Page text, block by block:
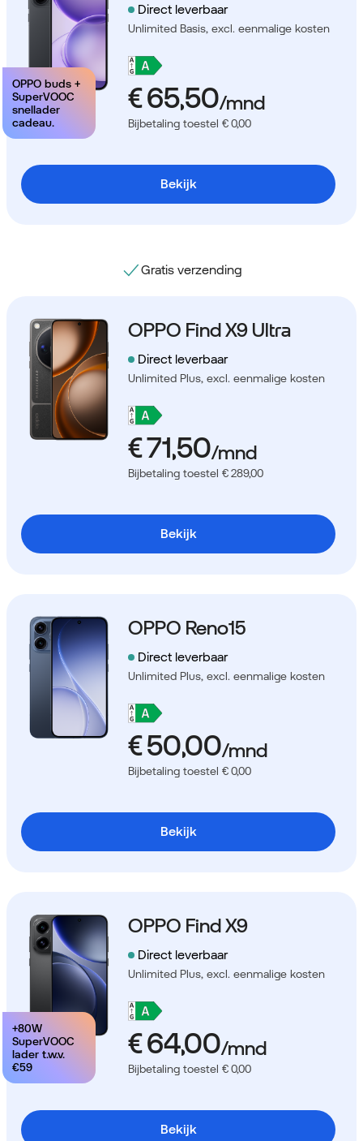
OPPO buds +
SuperVOOC
snellader
cadeau.
Direct leverbaar
Unlimited Basis, excl. eenmalige kosten
Bijbetaling toestel € 0,00
Bekijk
Gratis verzending
OPPO Find X9 Ultra
Direct leverbaar
Unlimited Plus, excl. eenmalige kosten
Bijbetaling toestel € 289,00
Bekijk
OPPO Reno15
Direct leverbaar
Unlimited Plus, excl. eenmalige kosten
Bijbetaling toestel € 0,00
Bekijk
+80W
SuperVOOC
lader t.w.v.
€59
OPPO Find X9
Direct leverbaar
Unlimited Plus, excl. eenmalige kosten
Bijbetaling toestel € 0,00
Bekijk